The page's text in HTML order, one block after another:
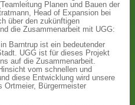
Planen und Bauen der
Head of Expansion bei
über den zukünftigen
die Zusammenarbeit mit UGG:
Barntrup ist ein bedeutender
UGG ist für dieses Projekt
auf die Zusammenarbeit.
vom schnellen und
diese Entwicklung wird unsere
Ortmeier, Bürgermeister